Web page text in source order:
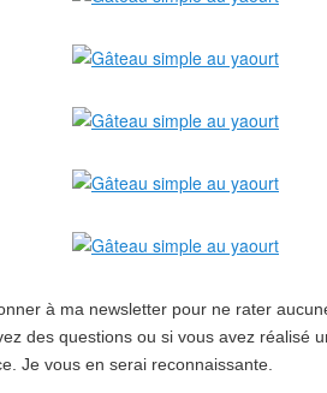
à ma newsletter pour ne rater
des questions ou si vous avez réalisé
Je vous en serai reconnaissante.